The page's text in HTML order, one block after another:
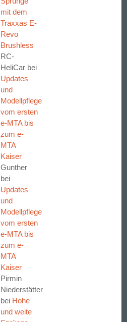
mit dem
Traxxas E-
Revo
Brushless
RC-
HeliCar bei
Updates
und
Modellpflege
vom ersten
e-MTA bis
zum e-
MTA
Kaiser
Gunther
bei
Updates
und
Modellpflege
vom ersten
e-MTA bis
zum e-
MTA
Kaiser
Pirmin
Niederstätter
bei Hohe
und weite